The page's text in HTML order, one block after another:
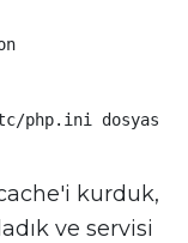
php.ini
kurduk,
ve servisi